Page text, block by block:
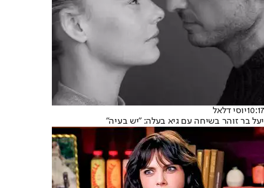
10:17יוסי דלאל
יעל בר זוהר בשיחה עם גיא בעלה: "יש בעיה"